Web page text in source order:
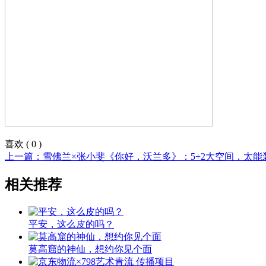
喜欢 ( 0 )
上一篇：雪佛兰×张小斐《你好，沃兰多》：5+2大空间，太能
相关推荐
平安，这么皮的吗？
莫高窟的神仙，想约你见个面